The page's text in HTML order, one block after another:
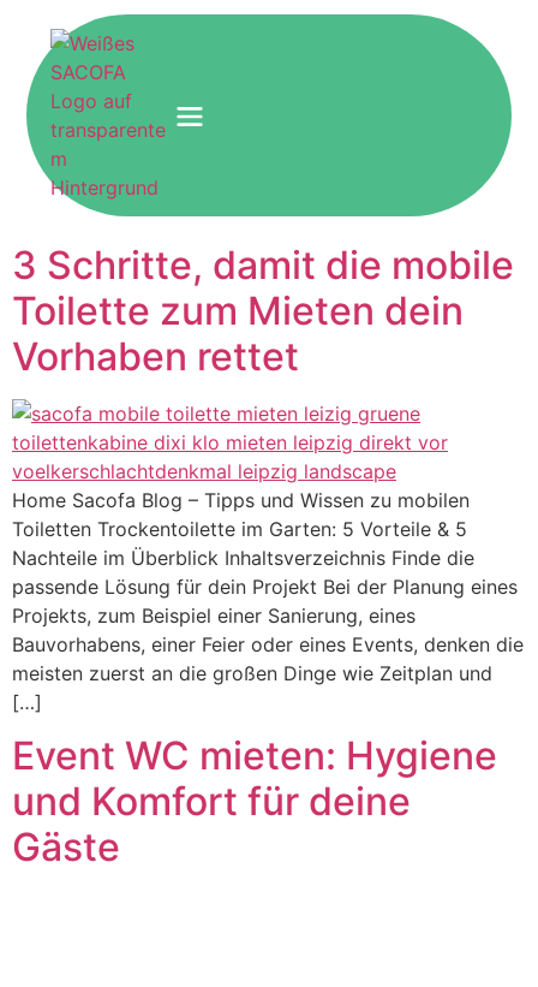
3 Schritte, damit die mobile
Toilette zum Mieten dein
Vorhaben rettet
Home Sacofa Blog – Tipps und Wissen zu mobilen
Toiletten Trockentoilette im Garten: 5 Vorteile & 5
Nachteile im Überblick Inhaltsverzeichnis Finde die
passende Lösung für dein Projekt Bei der Planung eines
Projekts, zum Beispiel einer Sanierung, eines
Bauvorhabens, einer Feier oder eines Events, denken die
meisten zuerst an die großen Dinge wie Zeitplan und
[…]
Event WC mieten: Hygiene
und Komfort für deine
Gäste